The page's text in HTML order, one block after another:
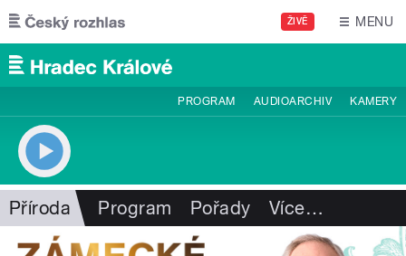
Přejít k hlavnímu obsahu
ŽIVĚ MENU
PROGRAM AUDIOARCHIV KAMERY
Příroda Program Pořady Více…